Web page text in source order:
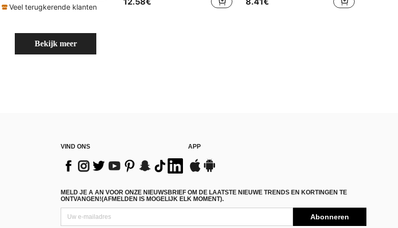
Veel terugkerende klanten
Bekijk meer
VIND ONS APP
MELD JE A AN VOOR ONZE NIEUWSBRIEF OM DE LAATSTE NIEUWE TRENDS EN KORTINGEN TE
ONTVANGEN!(AFMELDEN IS MOGELIJK ELK MOMENT).
Abonneren